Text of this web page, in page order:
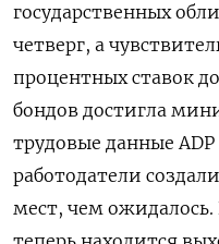
государственных
четверг, а
процентных ставок
бондов достигла
трудовые данные
работодатели
мест, чем